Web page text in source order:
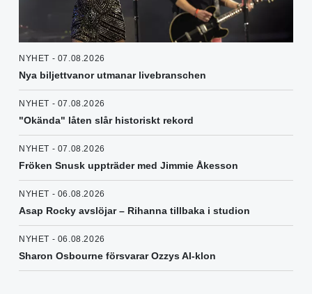
NYHET - 07.08.2026
Nya biljettvanor utmanar livebranschen
NYHET - 07.08.2026
"Okända" låten slår historiskt rekord
NYHET - 07.08.2026
Fröken Snusk uppträder med Jimmie Åkesson
NYHET - 06.08.2026
Asap Rocky avslöjar – Rihanna tillbaka i studion
NYHET - 06.08.2026
Sharon Osbourne försvarar Ozzys AI-klon